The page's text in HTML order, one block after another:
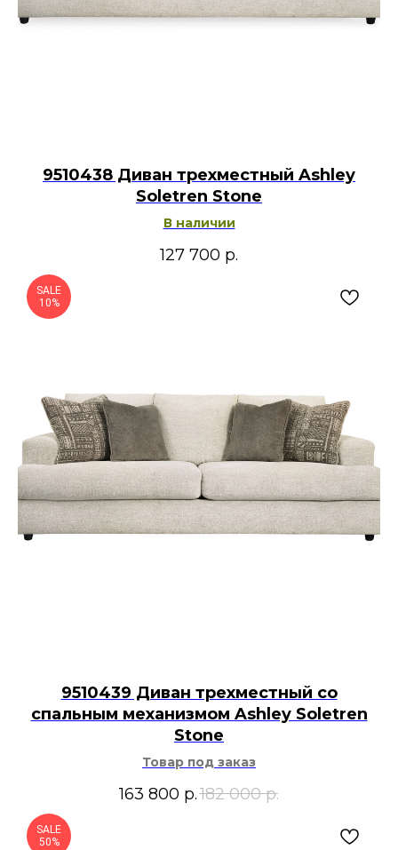
9510438 Диван трехместный Ashley
Soletren Stone
В наличии
127 700 р.
SALE
10%
9510439 Диван трехместный со
спальным механизмом Ashley Soletren
Stone
Товар под заказ
163 800 р.182 000 р.
SALE
50%